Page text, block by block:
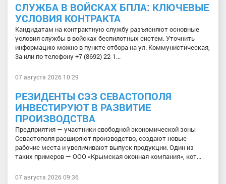
СЛУЖБА В ВОЙСКАХ БПЛА: КЛЮЧЕВЫЕ
УСЛОВИЯ КОНТРАКТА
Кандидатам на контрактную службу разъясняют основные
условия службы в войсках беспилотных систем. Уточнить
информацию можно в пункте отбора на ул. Коммунистическая,
3а или по телефону +7 (8692) 22-1...
07 августа 2026 10:29
РЕЗИДЕНТЫ СЭЗ СЕВАСТОПОЛЯ
ИНВЕСТИРУЮТ В РАЗВИТИЕ
ПРОИЗВОДСТВА
Предприятия — участники свободной экономической зоны
Севастополя расширяют производство, создают новые
рабочие места и увеличивают выпуск продукции. Один из
таких примеров — ООО «Крымская оконная компания», кот...
07 августа 2026 09:36